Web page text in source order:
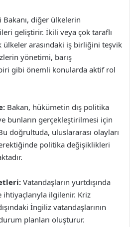
Bakanı, diğer ülkelerin
geliştirir. İkili veya çok taraflı
arasındaki iş birliğini teşvik
yönetimi, barış
gibi önemli konularda aktif rol
Bakan, hükümetin dış politika
bunların gerçekleştirilmesi için
doğrultuda, uluslararası olayları
politika değişiklikleri
Vatandaşların yurtdışında
ihtiyaçlarıyla ilgilenir. Kriz
İngiliz vatandaşlarının
planları oluşturur.